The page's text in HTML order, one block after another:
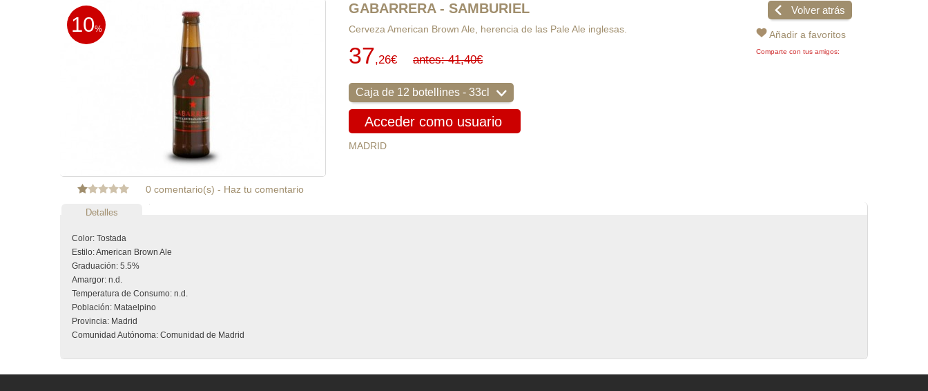
10%
0 comentario(s) - Haz tu comentario
GABARRERA - SAMBURIEL
Cerveza American Brown Ale, herencia de las Pale Ale inglesas.
37,26€ antes: 41,40€
Caja de 12 botellines - 33cl
Acceder como usuario
MADRID
Volver atrás
Añadir a favoritos
Comparte con tus amigos:
Detalles
Color: Tostada
Estilo: American Brown Ale
Graduación: 5.5%
Amargor: n.d.
Temperatura de Consumo: n.d.
Población: Mataelpino
Provincia: Madrid
Comunidad Autónoma: Comunidad de Madrid